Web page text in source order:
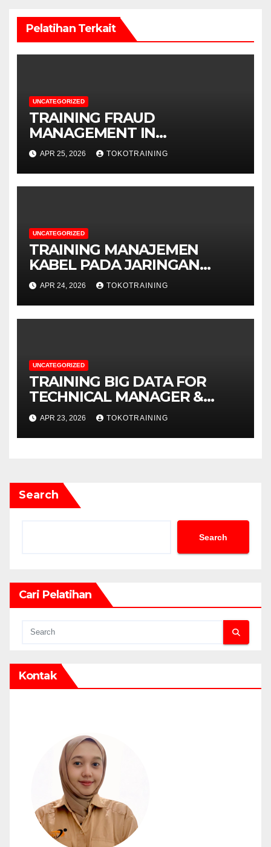
Pelatihan Terkait
UNCATEGORIZED
TRAINING FRAUD
MANAGEMENT IN
TELECOMMUNICATION
BUSINESS
APR 25, 2026 TOKOTRAINING
UNCATEGORIZED
TRAINING MANAJEMEN
KABEL PADA JARINGAN
TELEKOMUNIKASI
APR 24, 2026 TOKOTRAINING
UNCATEGORIZED
TRAINING BIG DATA FOR
TECHNICAL MANAGER &
DECISION MAKERS
APR 23, 2026 TOKOTRAINING
Search
Search
Cari Pelatihan
Kontak